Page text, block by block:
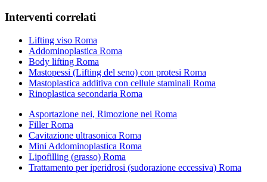
Interventi correlati
Lifting viso Roma
Addominoplastica Roma
Body lifting Roma
Mastopessi (Lifting del seno) con protesi Roma
Mastoplastica additiva con cellule staminali Roma
Rinoplastica secondaria Roma
Asportazione nei, Rimozione nei Roma
Filler Roma
Cavitazione ultrasonica Roma
Mini Addominoplastica Roma
Lipofilling (grasso) Roma
Trattamento per iperidrosi (sudorazione eccessiva) Roma